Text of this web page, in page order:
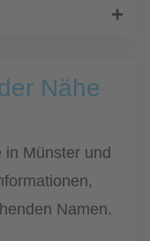
Nähe
Münster und
Namen.